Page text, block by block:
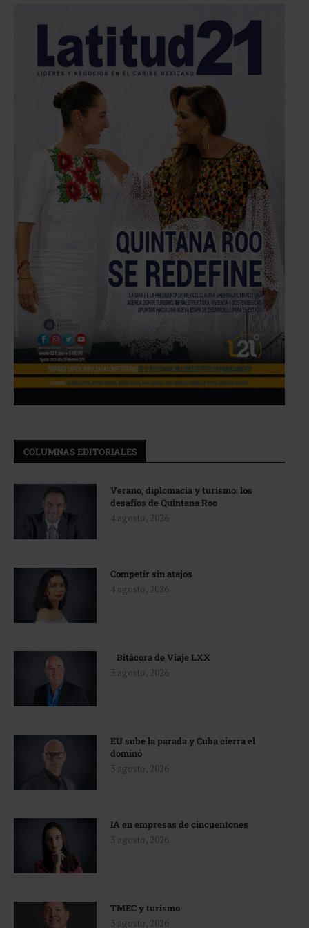
COLUMNAS EDITORIALES
Verano, diplomacia y turismo: los
desafíos de Quintana Roo
4 agosto, 2026
Competir sin atajos
4 agosto, 2026
Bitácora de Viaje LXX
3 agosto, 2026
EU sube la parada y Cuba cierra el
dominó
3 agosto, 2026
IA en empresas de cincuentones
3 agosto, 2026
TMEC y turismo
3 agosto, 2026